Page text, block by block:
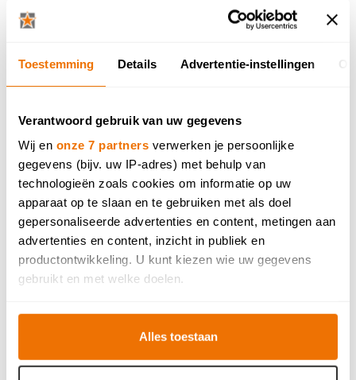
Toestemming Details Advertentie-instellingen
Verantwoord gebruik van uw gegevens
Wij en onze 7 partners verwerken je persoonlijke
gegevens (bijv. uw IP-adres) met behulp van
technologieën zoals cookies om informatie op uw
apparaat op te slaan en te gebruiken met als doel
gepersonaliseerde advertenties en content, metingen aan
advertenties en content, inzicht in publiek en
productontwikkeling. U kunt kiezen wie uw gegevens
gebruikt en met welke doelen.
Als u het toestaat, willen we ook graag:
Informatie verzamelen over uw geografische locatie,
die tot een paar meter nauwkeurig kan zijn
Alles toestaan